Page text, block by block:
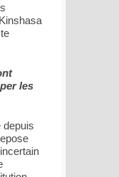
les
depuis